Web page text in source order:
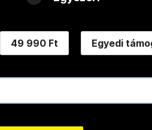
49 990 Ft Egyedi